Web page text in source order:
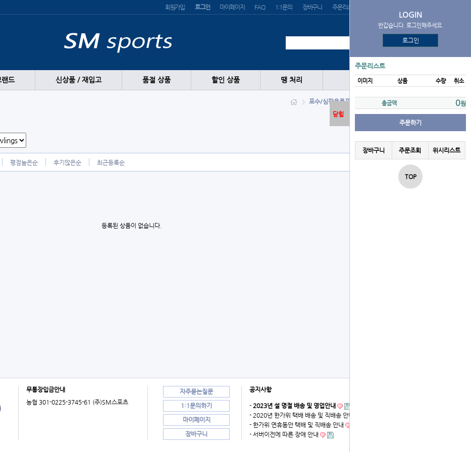
회원가입 로그인 마이페이지 FAQ 1:1문의 장바구니 주문리스트
랜드 신상품 / 재입고 품절 상품 할인 상품 땡 처리
포수/심판용품프로텍터 Rawlings
LOGIN
반갑습니다. 로그인해주세요.
로그인
주문리스트
이미지 상품 수량 취소
총금액 0원
주문하기
장바구니 주문조회 위시리스트
TOP
닫힘
평점높은순 후기많은순 최근등록순
등록된 상품이 없습니다.
무통장입금안내
농협 301-0225-3745-61 (주)SM스포츠
자주묻는질문
1:1문의하기
마이페이지
장바구니
공지사항
- 2023년 설 명절 배송 및 영업안내
- 2020년 한가위 택배 배송 및 직배송 안내
- 한가위 연휴동안 택배 및 직배송 안내
- 서버이전에 따른 장애 안내